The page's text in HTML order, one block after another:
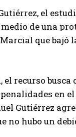
el
de una
que bajó
el recurso
en el
Gutiérrez
no hubo un